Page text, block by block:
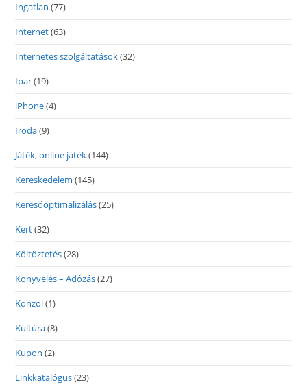
Ingatlan (77)
Internet(63)
Internetes szolgáltatások(32)
Ipar(19)
iPhone(4)
Iroda(9)
Játék, online játék(144)
Kereskedelem (145)
Keresőoptimalizálás(25)
Kert(32)
Költöztetés(28)
Könyvelés – Adózás(27)
Konzol(1)
Kultúra(8)
Kupon (2)
Linkkatalógus(23)